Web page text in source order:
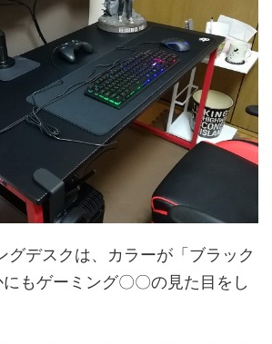
グデスクは、カラーが「ブラック
もゲーミング〇〇の見た目をし